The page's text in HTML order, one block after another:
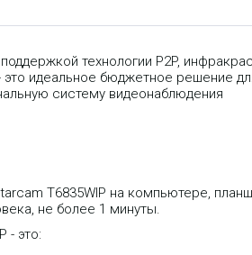
технологии P2P,
идеальное бюджетное решение
систему видеонаблюдения
T6835WIP на компьютере,
не более 1 минуты.
- это: